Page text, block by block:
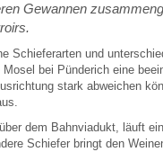
Gewannen
Schieferarten und
bei Pünderich eine
stark abweichen
dem Bahnviadukt, läuft
Schiefer bringt den